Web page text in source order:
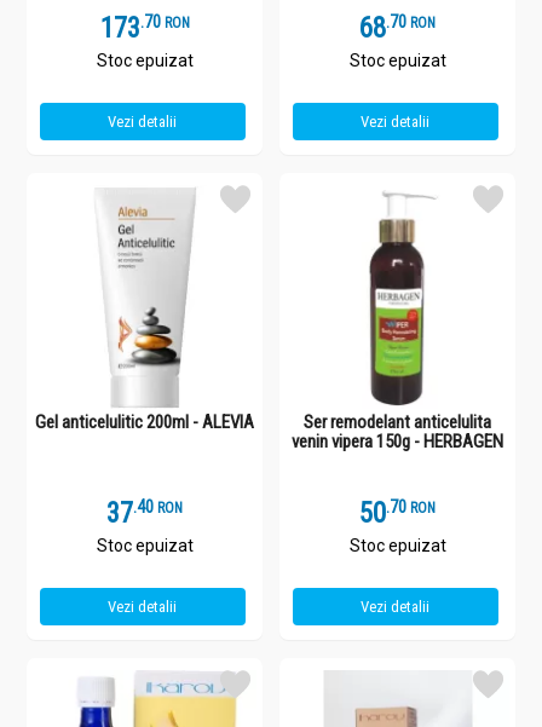
173.7 RON
Stoc epuizat
Vezi detalii
68.7 RON
Stoc epuizat
Vezi detalii
Gel anticelulitic 200ml - ALEVIA
37.4 RON
Stoc epuizat
Vezi detalii
Ser remodelant anticelulita
venin vipera 150g - HERBAGEN
50.7 RON
Stoc epuizat
Vezi detalii